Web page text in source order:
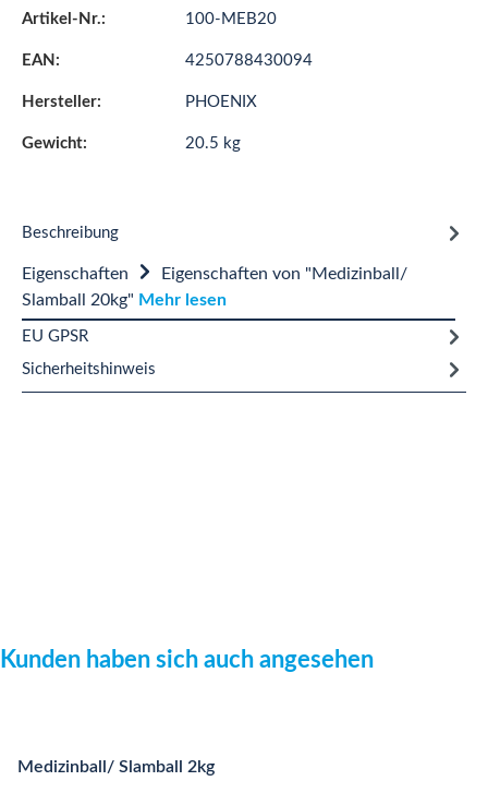
Artikel-Nr.: 100-MEB20
EAN: 4250788430094
Hersteller: PHOENIX
Gewicht: 20.5 kg
Beschreibung
Eigenschaften
Eigenschaften von "Medizinball/
Slamball 20kg" Mehr lesen
EU GPSR
Sicherheitshinweis
Produktgalerie überspringen
Kunden haben sich auch angesehen
Medizinball/ Slamball 2kg